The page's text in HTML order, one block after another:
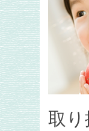
取